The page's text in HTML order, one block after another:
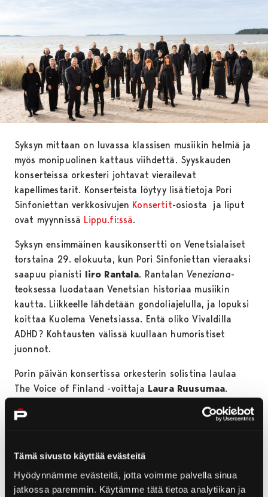
Tämä sivusto käyttää evästeitä
Hyödynnämme evästeitä, jotta voimme palvella sinua
jatkossa paremmin. Käytämme tätä tietoa analytiikan ja
Syksyn mittaan on luvassa klassisen musiikin helmiä ja
myös monipuolinen kattaus viihdettä. Syyskauden
konserteissa orkesteri johtavat vierailevat
kapellimestarit. Konserteista löytyy lisätietoja Pori
Sinfoniettan verkkosivujen Konsertit-osiosta ja liput
ovat myynnissä Lippu.fi:ssä.
Syksyn ensimmäinen kausikonsertti on Venetsialaiset
torstaina 29. elokuuta, kun Pori Sinfoniettan vieraaksi
saapuu pianisti Iiro Rantala. Rantalan Veneziana-
teoksessa luodataan Venetsian historiaa musiikin
kautta. Liikkeelle lähdetään gondoliajelulla, ja lopuksi
koittaa Kuolema Venetsiassa. Entä oliko Vivaldilla
ADHD? Kohtausten välissä kuullaan humoristiset
juonnot.
Porin päivän konsertissa orkesterin solistina laulaa
The Voice of Finland -voittaja Laura Ruusumaa.
Hänellä on klassisen laulajan tausta, ja ohjelman
semifinaalissa häneltä kuultiinkin Yön kuningattaren
on riehakas musiikkimatka klassisesta poppiin ja
rockiin.